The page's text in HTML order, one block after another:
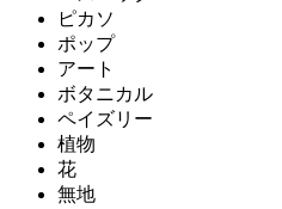
ピカソ
ポップ
アート
ボタニカル
ペイズリー
植物
花
無地